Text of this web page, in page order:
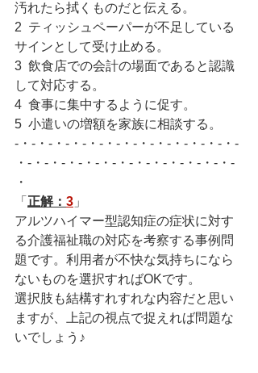
汚れたら拭くものだと伝える。
2  ティッシュペーパーが不足している
サインとして受け止める。
3  飲食店での会計の場面であると認識
して対応する。
4  食事に集中するように促す。
5  小遣いの増額を家族に相談する。
-・-・-・-・-・-・-・-・-・-・-・-・-・-
・-・-・-・-・-・-・-・-・-・-・-・-・-
・
「 正解： 3 」
アルツハイマー型認知症の症状に対す
る介護福祉職の対応を考察する事例問
題です。利用者が不快な気持ちになら
ないものを選択すればOKです。
選択肢も結構すれすれな内容だと思い
ますが、上記の視点で捉えれば問題な
いでしょう♪